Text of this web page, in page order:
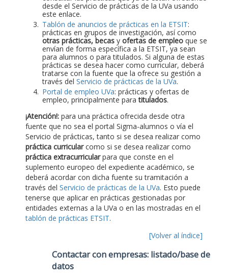
desde el Servicio de prácticas de la UVa usando
este enlace.
Tablón de anuncios de prácticas en la ETSIT:
prácticas en grupos de investigación, así como
otras prácticas, becas y ofertas de empleo que se
envían de forma específica a la ETSIT, ya sean
para alumnos o para titulados. Si alguna de estas
prácticas se desea hacer como curricular, deberá
tratarse con la fuente que la ofrece su gestión a
través del Servicio de prácticas de la UVa.
Portal de empleo UVa: prácticas y ofertas de
empleo, principalmente paratitulados.
¡Atención!: para una práctica ofrecida desde otra
fuente que no sea el portal Sigma-alumnos o vía el
Servicio de prácticas, tanto si se desea realizar como
práctica curricularcomo si se desea realizar como
práctica extracurricularpara que conste en el
suplemento europeo del expediente académico, se
deberá acordar con dicha fuente su tramitación a
través del Servicio de prácticas de la UVa. Esto puede
tenerse que aplicar en prácticas gestionadas por
entidades externas a la UVa o en las mostradas en el
tablón de prácticas ETSIT.
[Volver al índice]
Contactar con empresas: listado/base de
datos